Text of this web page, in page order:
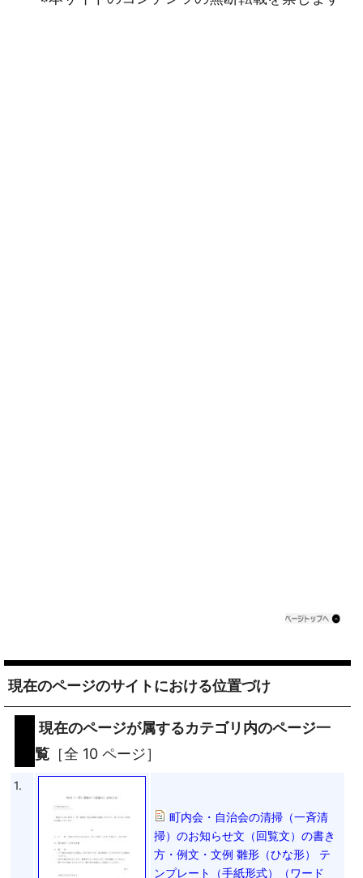
現在のページのサイトにおける位置づけ
現在のページが属するカテゴリ内のページ一
覧 ［全 10 ページ］
1.
町内会・自治会の清掃（一斉清
掃）のお知らせ文（回覧文）の書き
方・例文・文例 雛形（ひな形） テ
ンプレート（手紙形式）（ワード